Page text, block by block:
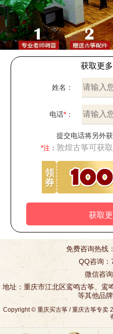
获取更
姓名：
电话*：
提交电话将另外
*注 ： 敦煌古筝可获
免费咨询热线
QQ咨询
微信咨
地址：重庆市江北区鸾鸣古筝、鸾
等其他品牌
Copyright © 重庆买古筝/重庆古筝专卖